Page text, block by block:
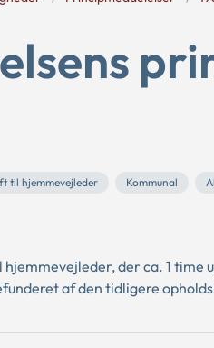
til hjemmevejleder Kommunal
der ca. 1
af den tidligere